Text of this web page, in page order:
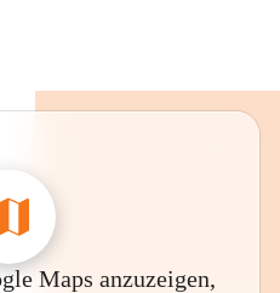
Maps anzuzeigen,